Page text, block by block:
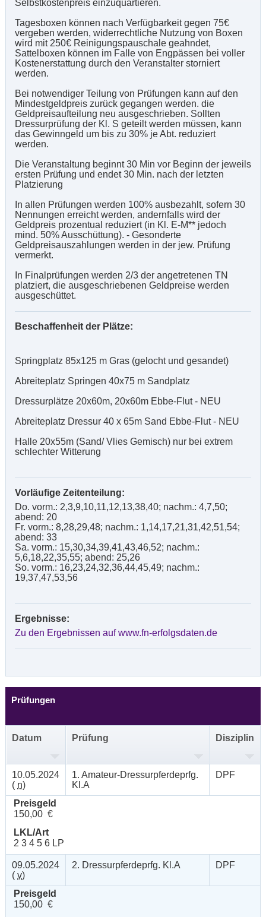
Selbstkostenpreis einzuquartieren.
Tagesboxen können nach Verfügbarkeit gegen 75€
vergeben werden, widerrechtliche Nutzung von Boxen
wird mit 250€ Reinigungspauschale geahndet,
Sattelboxen können im Falle von Engpässen bei voller
Kostenerstattung durch den Veranstalter storniert
werden.
Bei notwendiger Teilung von Prüfungen kann auf den
Mindestgeldpreis zurück gegangen werden. die
Geldpreisaufteilung neu ausgeschrieben. Sollten
Dressurprüfung der Kl. S geteilt werden müssen, kann
das Gewinngeld um bis zu 30% je Abt. reduziert
werden.
Die Veranstaltung beginnt 30 Min vor Beginn der jeweils
ersten Prüfung und endet 30 Min. nach der letzten
Platzierung
In allen Prüfungen werden 100% ausbezahlt, sofern 30
Nennungen erreicht werden, andernfalls wird der
Geldpreis prozentual reduziert (in Kl. E-M** jedoch
mind. 50% Ausschüttung). - Gesonderte
Geldpreisauszahlungen werden in der jew. Prüfung
vermerkt.
In Finalprüfungen werden 2/3 der angetretenen TN
platziert, die ausgeschriebenen Geldpreise werden
ausgeschüttet.
Beschaffenheit der Plätze:
Springplatz 85x125 m Gras (gelocht und gesandet)
Abreiteplatz Springen 40x75 m Sandplatz
Dressurplätze 20x60m, 20x60m Ebbe-Flut - NEU
Abreiteplatz Dressur 40 x 65m Sand Ebbe-Flut - NEU
Halle 20x55m (Sand/ Vlies Gemisch) nur bei extrem
schlechter Witterung
Vorläufige Zeitenteilung:
Do. vorm.: 2,3,9,10,11,12,13,38,40; nachm.: 4,7,50;
abend: 20
Fr. vorm.: 8,28,29,48; nachm.: 1,14,17,21,31,42,51,54;
abend: 33
Sa. vorm.: 15,30,34,39,41,43,46,52; nachm.:
5,6,18,22,35,55; abend: 25,26
So. vorm.: 16,23,24,32,36,44,45,49; nachm.:
19,37,47,53,56
Ergebnisse:
Zu den Ergebnissen auf www.fn-erfolgsdaten.de
Prüfungen
Datum Prüfung Disziplin
10.05.2024
( n)
1. Amateur-Dressurpferdeprfg.
Kl.A
DPF
Preisgeld
150,00 €
LKL/Art
2 3 4 5 6 LP
09.05.2024
( v)
2. Dressurpferdeprfg. Kl.A DPF
Preisgeld
150,00 €